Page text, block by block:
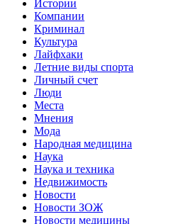
Истории
Компании
Криминал
Культура
Лайфхаки
Летние виды спорта
Личный счет
Люди
Места
Мнения
Мода
Народная медицина
Наука
Наука и техника
Недвижимость
Новости
Новости ЗОЖ
Новости медицины